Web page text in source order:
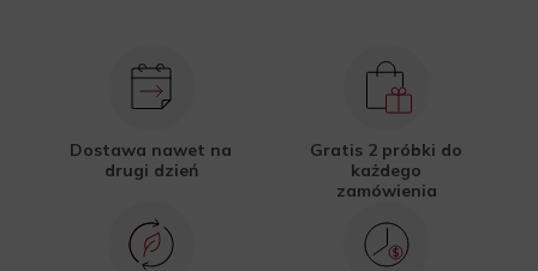
Dostawa nawet na
drugi dzień
Gratis 2 próbki do
każdego
zamówienia